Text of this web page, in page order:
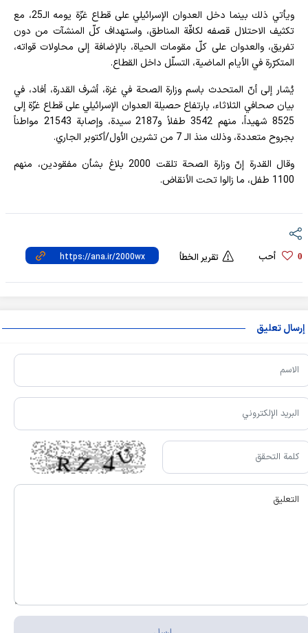
ويأتي ذلك بينما دخل العدوان الإسرائيلي على قطاع غزّة يومه الـ25، مع
تكثيف الاحتلال قصفه لكافّة المناطق، واستهداف كلّ المنشآت من دون
تفريق، والعدوان على كلّ مقومات الحياة، بالإضافة إلى محاولات قواته،
المتكرّرة في الأيام الماضية، التسلّل داخل القطاع.
يُشار إلى أنّ المتحدث باسم وزارة الصحة في غزة، أشرف القدرة، أفاد، في
بيان صحافي الثلاثاء، بارتفاع حصيلة العدوان الإسرائيلي على قطاع غزّة إلى
8525 شهيداً، منهم 3542 طفلاً و2187 سيدة، وإصابة 21543 مواطناً
بجروح متعددة، وذلك منذ الـ 7 من تشرين الأول/أكتوبر الجاري.
وقال القدرة إنّ وزارة الصحة تلقت 2000 بلاغ بشأن مفقودين، منهم
1100 طفل، ما زالوا تحت الأنقاض.
0 أحب تقرير الخطأ
إرسال تعليق